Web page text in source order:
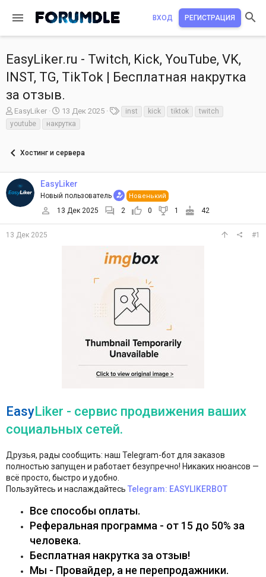
ВХОД РЕГИСТРАЦИЯ
EasyLiker.ru - Twitch, Kick, YouTube, VK,
INST, TG, TikTok | Бесплатная накрутка
за отзыв.
А
в
т
р
е
м
ы
EasyLiker
Д
а
т
н
ч
а
л
а
13 Дек 2025 inst kick tiktok
twitch
youtube
накрутка
Хостинг и сервера
EasyLiker
Новый пользователь Новенький
13 Дек 2025 2 0 1 42
13 Дек 2025 #1
EasyLiker - сервис продвижения ваших
социальных сетей.
Друзья, рады сообщить: наш Telegram-бот для заказов
полностью запущен и работает безупречно! Никаких нюансов —
всё просто, быстро и удобно.
Пользуйтесь и наслаждайтесь Telegram: EASYLIKERBOT
Все способы оплаты.
Реферальная программа - от 15 до 50% за
человека.
Бесплатная накрутка за отзыв!
Мы - Провайдер, а не перепродажники.